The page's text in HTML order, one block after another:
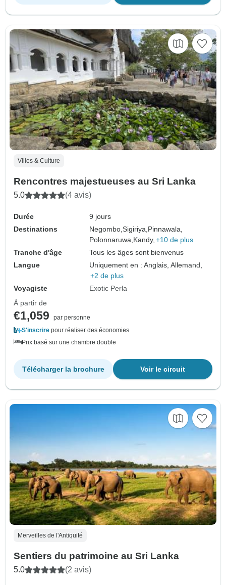
Villes & Culture
Rencontres majestueuses au Sri Lanka
5.0 (4 avis)
Durée
9 jours
Destinations
Negombo,Sigiriya, Pinnawala,
Polonnaruwa, Kandy, +10 de plus
Tranche d'âge
Tous les âges sont bienvenus
Langue
Uniquement en : Anglais, Allemand,
+2 de plus
Voyagiste
Exotic Perla
À partir de
€1,059
par personne
S'inscrire pour réaliser des économies
Prix basé sur une chambre double
Voir le circuit
Télécharger la brochure
Merveilles de l'Antiquité
Sentiers du patrimoine au Sri Lanka
5.0 (2 avis)